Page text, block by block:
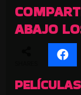
ABAJO